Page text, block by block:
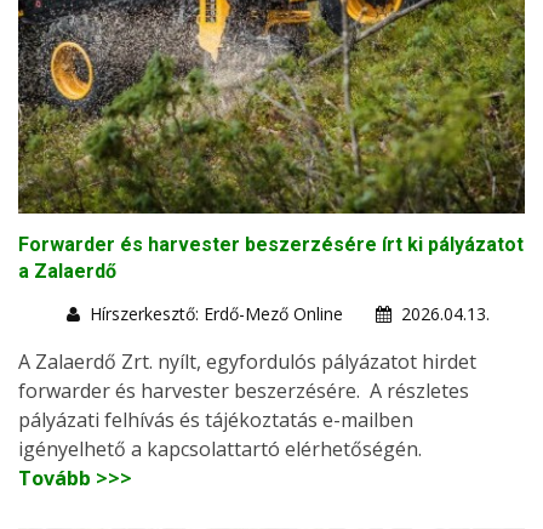
Forwarder és harvester beszerzésére írt ki pályázatot
a Zalaerdő
Hírszerkesztő: Erdő-Mező Online
2026.04.13.
A Zalaerdő Zrt. nyílt, egyfordulós pályázatot hirdet
forwarder és harvester beszerzésére. A részletes
pályázati felhívás és tájékoztatás e-mailben
igényelhető a kapcsolattartó elérhetőségén.
Tovább >>>